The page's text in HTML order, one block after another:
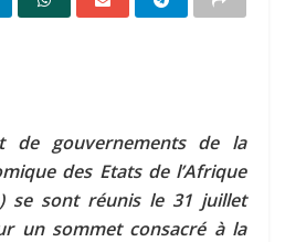
de gouvernements de la
des Etats de l’Afrique
se sont réunis le 31 juillet
un sommet consacré à la